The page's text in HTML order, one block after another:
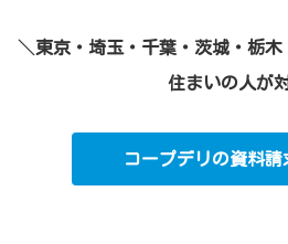
＼ 東京・埼玉・千葉・茨城・栃
住まいの人が
コープデリの資料請